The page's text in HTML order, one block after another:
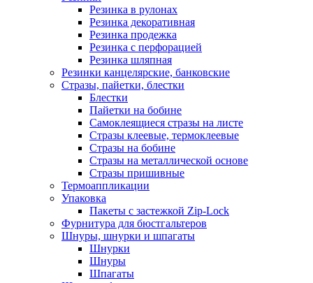
Резинка в рулонах
Резинка декоративная
Резинка продежка
Резинка с перфорацией
Резинка шляпная
Резинки канцелярские, банковские
Стразы, пайетки, блестки
Блестки
Пайетки на бобине
Самоклеящиеся стразы на листе
Стразы клеевые, термоклеевые
Стразы на бобине
Стразы на металлической основе
Стразы пришивные
Термоаппликации
Упаковка
Пакеты с застежкой Zip-Lock
Фурнитура для бюстгальтеров
Шнуры, шнурки и шпагаты
Шнурки
Шнуры
Шпагаты